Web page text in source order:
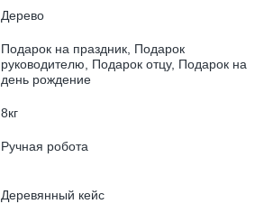
Дерево
Подарок на праздник, Подарок
руководителю, Подарок отцу, Подарок на
день рождение
8кг
Ручная робота
Деревянный кейс